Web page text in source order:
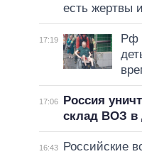
есть жертвы
17:19
Рф
17:06
Россия
склад ВОЗ в
16:43
Российские